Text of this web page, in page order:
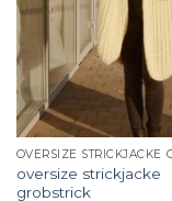
oversize strickjacke
grobstrick